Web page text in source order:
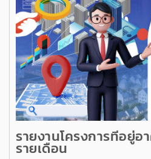
รายงานโครงการที่อยู่อ
รายเดือน